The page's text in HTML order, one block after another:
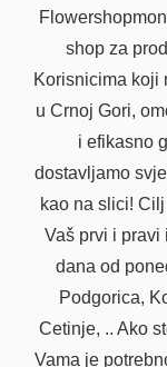
shop za
Korisnicima koji
u Crnoj Gori,
i efikasno
dostavljamo
kao na slici!
Vaš prvi i pravi
dana od
Podgorica,
Cetinje, .. Ako
Vama je